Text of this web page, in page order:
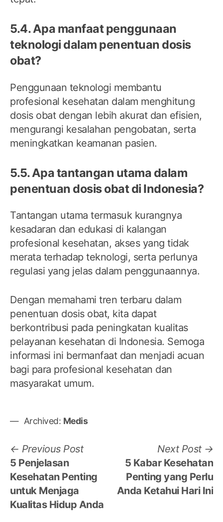
5.4. Apa manfaat penggunaan
teknologi dalam penentuan dosis
obat?
Penggunaan teknologi membantu
profesional kesehatan dalam menghitung
dosis obat dengan lebih akurat dan efisien,
mengurangi kesalahan pengobatan, serta
meningkatkan keamanan pasien.
5.5. Apa tantangan utama dalam
penentuan dosis obat di Indonesia?
Tantangan utama termasuk kurangnya
kesadaran dan edukasi di kalangan
profesional kesehatan, akses yang tidak
merata terhadap teknologi, serta perlunya
regulasi yang jelas dalam penggunaannya.
Dengan memahami tren terbaru dalam
penentuan dosis obat, kita dapat
berkontribusi pada peningkatan kualitas
pelayanan kesehatan di Indonesia. Semoga
informasi ini bermanfaat dan menjadi acuan
bagi para profesional kesehatan dan
masyarakat umum.
Archived: Medis
Post
navigation
Previous PostPrevious
5 Penjelasan
Kesehatan Penting
untuk Menjaga
Kualitas Hidup Anda
Next Post
5 Kabar Kesehatan
Penting yang Perlu
Anda Ketahui Hari Ini